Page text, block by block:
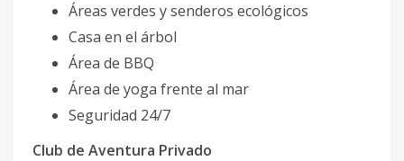
Áreas verdes y senderos ecológicos
Casa en el árbol
Área de BBQ
Área de yoga frente al mar
Seguridad 24/7
Club de Aventura Privado